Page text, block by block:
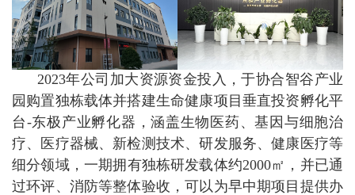
2023年公司加大资源资金投入，于协合智谷产业
园购置独栋载体并搭建生命健康项目垂直投资孵化平
台-东极产业孵化器，涵盖生物医药、基因与细胞治
疗、医疗器械、新检测技术、研发服务、健康医疗等
细分领域，一期拥有独栋研发载体约2000㎡，并已通
过环评、消防等整体验收，可以为早中期项目提供办